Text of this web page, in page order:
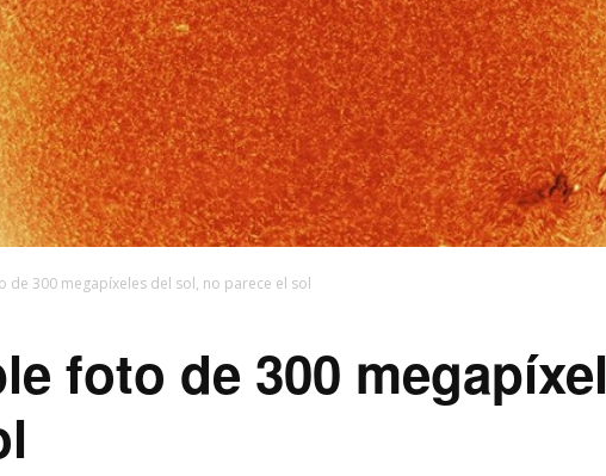
de 300 megapíxeles del sol, no parece el sol
foto de 300